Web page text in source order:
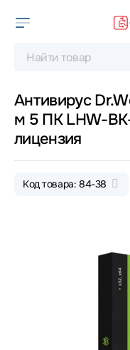
Антивирус
м 5 ПК LHW-
лицензия
Код товара: 84-38